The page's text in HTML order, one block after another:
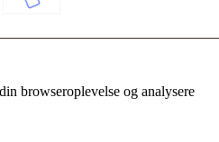
browseroplevelse og analysere